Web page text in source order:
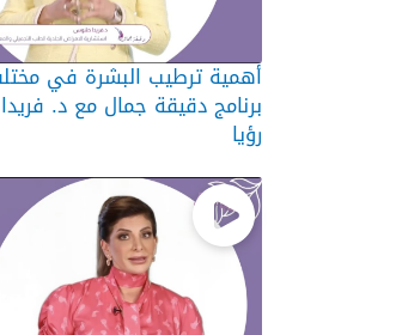
أهمية ترطيب البشرة في
برنامج دقيقة جمال مع د.
رؤيا